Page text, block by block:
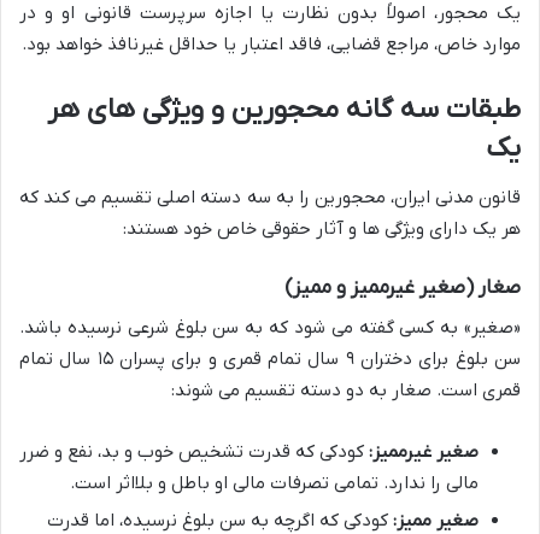
یک محجور، اصولاً بدون نظارت یا اجازه سرپرست قانونی او و در
موارد خاص، مراجع قضایی، فاقد اعتبار یا حداقل غیرنافذ خواهد بود.
طبقات سه گانه محجورین و ویژگی های هر
یک
قانون مدنی ایران، محجورین را به سه دسته اصلی تقسیم می کند که
هر یک دارای ویژگی ها و آثار حقوقی خاص خود هستند:
صغار (صغیر غیرممیز و ممیز)
«صغیر» به کسی گفته می شود که به سن بلوغ شرعی نرسیده باشد.
سن بلوغ برای دختران ۹ سال تمام قمری و برای پسران ۱۵ سال تمام
قمری است. صغار به دو دسته تقسیم می شوند:
صغیر غیرممیز: کودکی که قدرت تشخیص خوب و بد، نفع و ضرر
مالی را ندارد. تمامی تصرفات مالی او باطل و بلااثر است.
صغیر ممیز: کودکی که اگرچه به سن بلوغ نرسیده، اما قدرت